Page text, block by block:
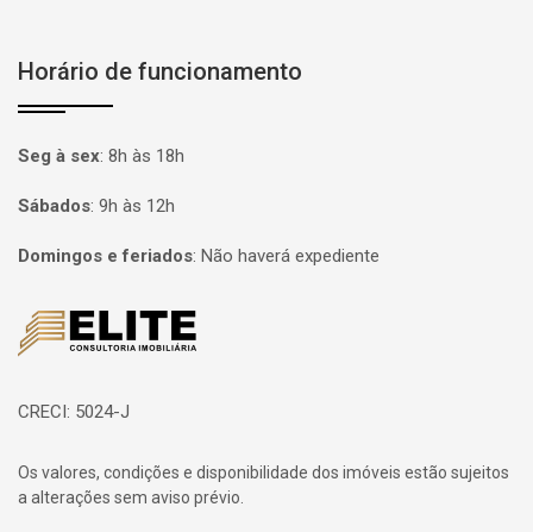
Horário de funcionamento
Seg à sex: 8h às 18h
Sábados: 9h às 12h
Domingos e feriados: Não haverá expediente
Página inicial
CRECI: 5024-J
Os valores, condições e disponibilidade dos imóveis estão sujeitos
a alterações sem aviso prévio.